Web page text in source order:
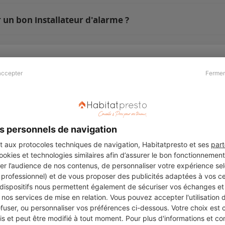
personnels de navigation
aux protocoles techniques de navigation, Habitatpresto et ses
et technologies similaires afin d’assurer le bon
l’audience de nos contenus, de personnaliser votre expérience
et de vous proposer des publicités adaptées à vos
nous permettent également de sécuriser vos échanges
services de mise en relation. Vous pouvez accepter l'utilisation
ou personnaliser vos préférences ci-dessous. Votre choix est
et peut être modifié à tout moment. Pour plus d'informations et
bon installateur d'alarme ?
Revue de presse
Légal
Charte cookies
Suivez-nous